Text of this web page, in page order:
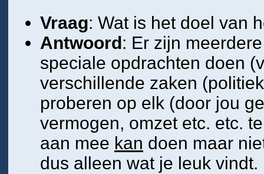
Vraag: Wat is het doel van
Antwoord : Er zijn
speciale opdrachten doen
verschillende zaken
proberen op elk (door jou
vermogen, omzet etc. etc.
aan mee kan doen maar
dus alleen wat je leuk vindt.